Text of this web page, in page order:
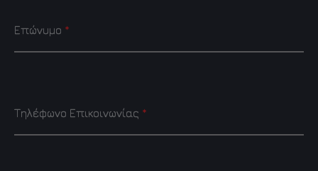
Επώνυμο *
Τηλέφωνο Επικοινωνίας *